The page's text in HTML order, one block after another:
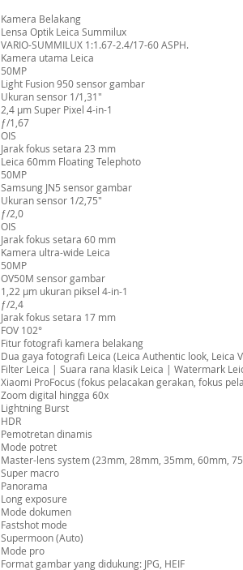
Kamera Belakang
Lensa Optik Leica Summilux
VARIO-SUMMILUX 1:1.67-2.4/17-60 ASPH.
Kamera utama Leica
50MP
Light Fusion 950 sensor gambar
Ukuran sensor 1/1,31"
2,4 µm Super Pixel 4-in-1
ƒ/1,67
OIS
Jarak fokus setara 23 mm
Leica 60mm Floating Telephoto
50MP
Samsung JN5 sensor gambar
Ukuran sensor 1/2,75"
ƒ/2,0
OIS
Jarak fokus setara 60 mm
Kamera ultra-wide Leica
50MP
OV50M sensor gambar
1,22 µm ukuran piksel 4-in-1
ƒ/2,4
Jarak fokus setara 17 mm
FOV 102°
Fitur fotografi kamera belakang
Dua gaya fotografi Leica (Leica Authentic look, Leica
Filter Leica | Suara rana klasik Leica | Watermark
Xiaomi ProFocus (fokus pelacakan gerakan, fokus
Zoom digital hingga 60x
Lightning Burst
HDR
Pemotretan dinamis
Mode potret
Master-lens system (23mm, 28mm, 35mm, 60mm,
Super macro
Panorama
Long exposure
Mode dokumen
Fastshot mode
Supermoon (Auto)
Mode pro
Format gambar yang didukung: JPG, HEIF